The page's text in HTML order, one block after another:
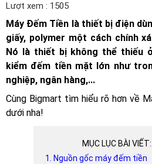
Lượt xem : 1505
Máy Đếm Tiền là thiết bị điện
giấy, polymer một cách chính
Nó là thiết bị không thể thiếu
kiểm đếm tiền mặt lớn như
nghiệp, ngân hàng,...
Cùng Bigmart tìm hiểu rõ hơn về
dưới nha!
MỤC LỤC BÀI VIẾT:
1. Nguồn gốc máy đếm tiền